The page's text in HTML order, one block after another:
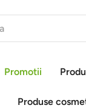
Promotii
Produse